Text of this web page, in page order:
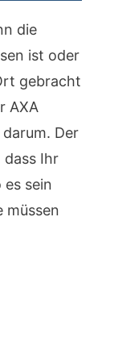
die
ist oder
gebracht
AXA
Der
Ihr
sein
müssen